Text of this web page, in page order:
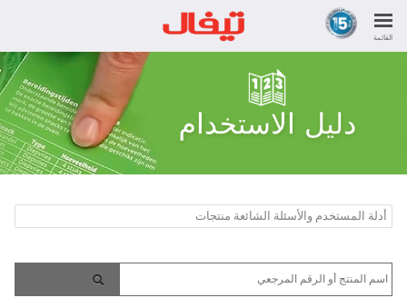
القائمة
أدلة المستخدم والأسئلة الشائعة منتجات